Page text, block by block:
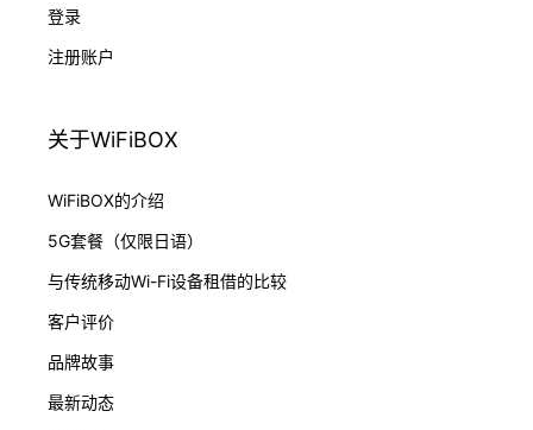
登录
注册账户
关于WiFiBOX
WiFiBOX的介绍
5G套餐（仅限日语）
与传统移动Wi-Fi设备租借的比较
客户评价
品牌故事
最新动态